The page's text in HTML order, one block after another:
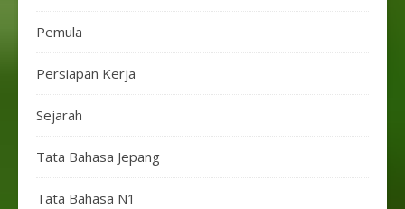
Pemula
Persiapan Kerja
Sejarah
Tata Bahasa Jepang
Tata Bahasa N1